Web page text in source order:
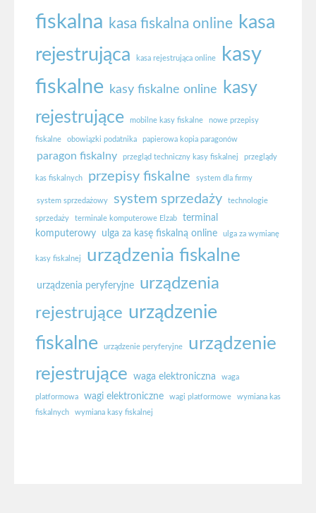
fiskalna kasa fiskalna online kasa
rejestrująca
kasa rejestrująca online
kasy
fiskalne kasy fiskalne online
kasy
rejestrujące
mobilne kasy fiskalne nowe przepisy
fiskalne obowiązki podatnika papierowa kopia paragonów
paragon fiskalny przegląd techniczny kasy fiskalnej przeglądy
kas fiskalnych przepisy fiskalne system dla firmy
system sprzedażowy system sprzedaży technologie
sprzedaży terminale komputerowe Elzab
terminal
komputerowy
ulga za kasę fiskalną online ulga za wymianę
kasy fiskalnej urządzenia fiskalne
urządzenia peryferyjne
urządzenia
rejestrujące urządzenie
fiskalne
urządzenie peryferyjne
urządzenie
rejestrujące
waga elektroniczna waga
platformowa wagi elektroniczne wagi platformowe
wymiana kas
fiskalnych
wymiana kasy fiskalnej